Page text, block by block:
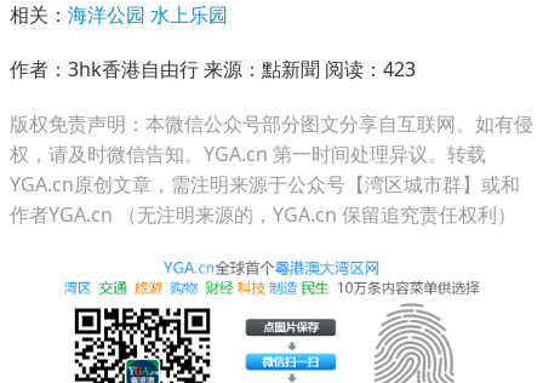
相关： 海洋公园 水上乐园
作者：3hk香港自由行 来源：點新聞 阅读： 423
版权免责声明：本微信公众号部分图文分享自互联网。如有侵
权，请及时微信告知。YGA.cn 第一时间处理异议。转载
YGA.cn原创文章，需注明来源于公众号【湾区城市群】或和
作者YGA.cn （无注明来源的，YGA.cn 保留追究责任权利）